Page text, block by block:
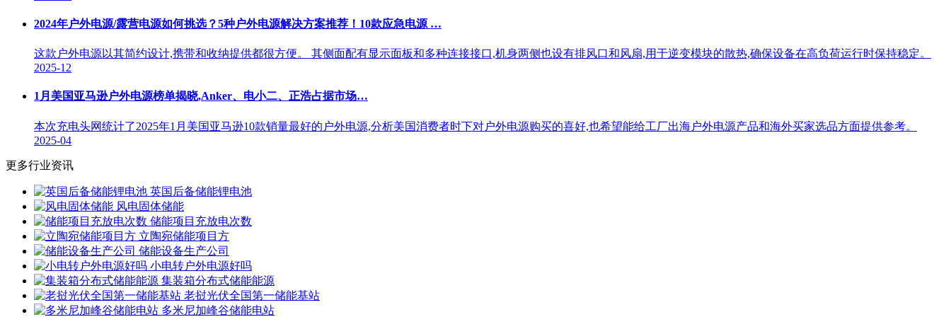
2024年户外电源/露营电源如何挑选？5种户外电源解决方案推荐！10款应急电源 …
这款户外电源以其简约设计,携带和收纳提供都很方便。 其侧面配有显示面板和多种连接接口,机身两侧也设有排风口和风扇,用于逆变模块的散热,确保设备在高负荷运行时保持稳定。
2025-12
1月美国亚马逊户外电源榜单揭晓,Anker、电小二、正浩占据市场…
本次充电头网统计了2025年1月美国亚马逊10款销量最好的户外电源,分析美国消费者时下对户外电源购买的喜好,也希望能给工厂出海户外电源产品和海外买家选品方面提供参考。
2025-04
更多行业资讯
英国后备储能锂电池
风电固体储能
储能项目充放电次数
立陶宛储能项目方
储能设备生产公司
小电转户外电源好吗
集装箱分布式储能能源
老挝光伏全国第一储能基站
多米尼加峰谷储能电站